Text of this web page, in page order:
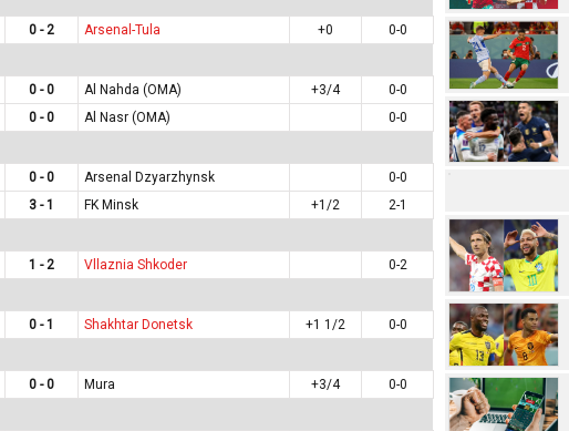
0 - 2 Arsenal-Tula +0
0-0
0 - 0 Al Nahda (OMA) +3/4
0-0
0 - 0 Al Nasr (OMA)
0-0
0 - 0 Arsenal Dzyarzhynsk
0-0
3 - 1 FK Minsk +1/2
2-1
1 - 2 Vllaznia Shkoder
0-2
0 - 1 Shakhtar Donetsk +1 1/2
0-0
0 - 0 Mura +3/4
0-0